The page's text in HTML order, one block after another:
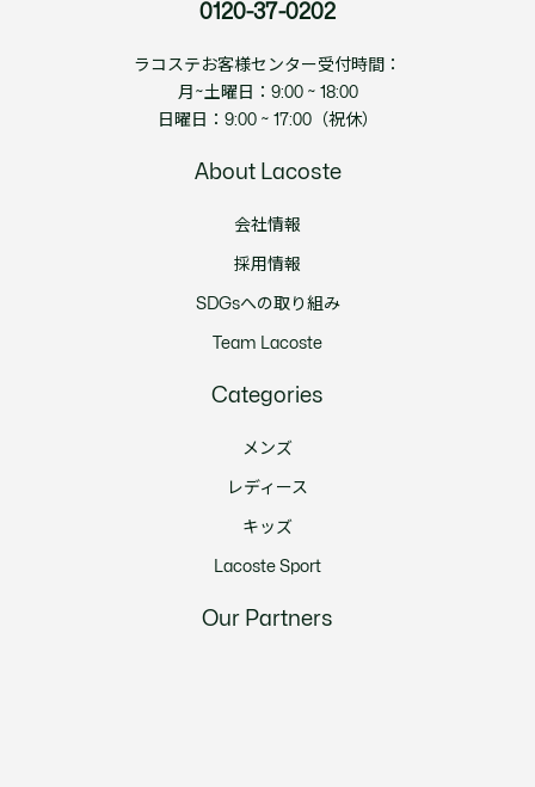
0120-37-0202
ラコステお客様センター受付時間：
月~土曜日：9:00 ~ 18:00
日曜日：9:00 ~ 17:00（祝休）
About Lacoste
会社情報
採用情報
SDGsへの取り組み
Team Lacoste
Categories
メンズ
レディース
キッズ
Lacoste Sport
Our Partners